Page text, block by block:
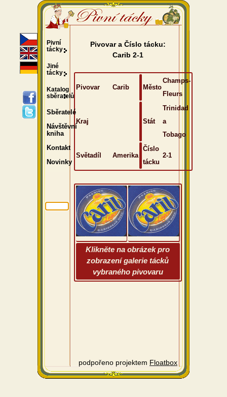
Pivovar a Číslo tácku:
Carib 2-1
Pivovar Carib Město
Champs-
Fleurs
Kraj Stát
Trinidad
a
Tobago
Světadíl Amerika
Číslo
tácku
2-1
Klikněte na obrázek pro
zobrazení galerie tácků
vybraného pivovaru
podpořeno projektem Floatbox
Pivní
tácky
Jiné
tácky
Katalog
sběratelů
Sběratelé
Návštěvní
kniha
Kontakt
Novinky